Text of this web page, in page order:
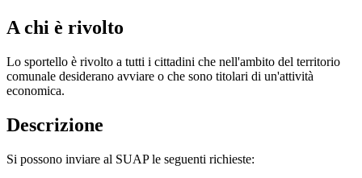
A chi è rivolto
Lo sportello è rivolto a tutti i cittadini che nell'ambito del territorio
comunale desiderano avviare o che sono titolari di un'attività
economica.
Descrizione
Si possono inviare al SUAP le seguenti richieste: